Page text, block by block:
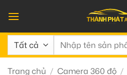
qua
nội
dung
Tìm
Trang chủ / Camera 360 độ /